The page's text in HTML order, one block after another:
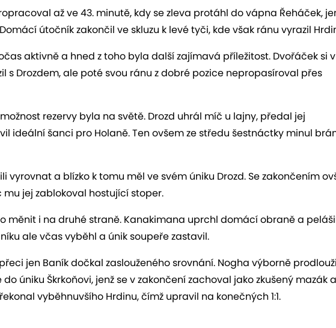
až ve 43. minutě, kdy se zleva protáhl do vápna Řeháček,
útočník zakončil ve skluzu k levé tyči, kde však ránu vyrazil
aktivně a hned z toho byla další zajímavá příležitost. Dvořáček si v
s Drozdem, ale poté svou ránu z dobré pozice nepropasíroval přes
rezervy byla na světě. Drozd uhrál míč u lajny, předal jej
ideální šanci pro Holaně. Ten ovšem ze středu šestnáctky minul
vyrovnat a blízko k tomu měl ve svém úniku Drozd. Se zakončením
jej zablokoval hostující stoper.
měnit i na druhé straně. Kanakimana uprchl domácí obraně a
ale včas vyběhl a únik soupeře zastavil.
jen Baník dočkal zaslouženého srovnání. Nogha výborně
úniku Škrkoňovi, jenž se v zakončení zachoval jako zkušený mazák a
vyběhnuvšího Hrdinu, čímž upravil na konečných 1:1.